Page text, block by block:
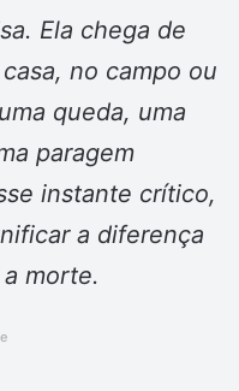
Ela chega de
no campo ou
queda, uma
paragem
instante crítico,
a diferença
morte.